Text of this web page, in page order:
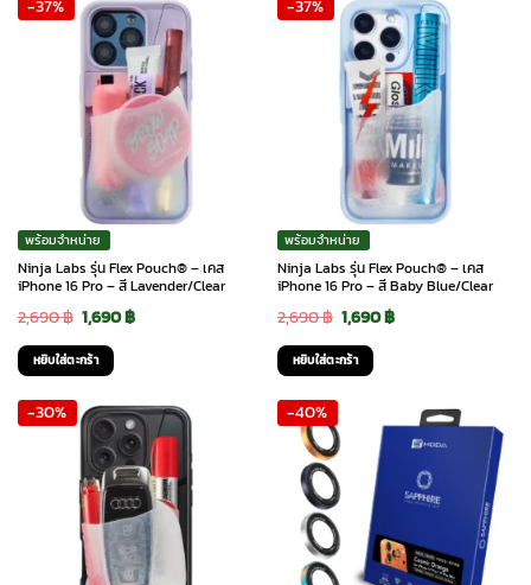
2,690 ฿.1,890 ฿. 2,690 ฿.1,890 ฿.
-37%
พร้อมจำหน่าย
Ninja Labs รุ่น Flex Pouch® – เคส
iPhone 16 Pro – สี Lavender/Clear
2,690฿ Original
price
was:
2,690 ฿.
1,690฿Current
1,690 ฿.
หยิบใส่ตะกร้า
-37%
พร้อมจำหน่าย
Ninja Labs รุ่น Flex Pouch® – เคส
iPhone 16 Pro – สี Baby Blue/Clear
2,690฿ Original
price
was:
1,690฿Current
1,690 ฿.
หยิบใส่ตะกร้า
-30% -40%